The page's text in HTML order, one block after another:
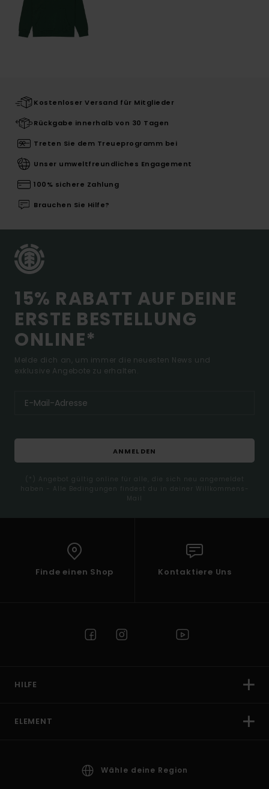
Kostenloser Versand für Mitglieder
Rückgabe innerhalb von 30 Tagen
Treten Sie dem Treueprogramm bei
Unser umweltfreundliches Engagement
100% sichere Zahlung
Brauchen Sie Hilfe?
15% RABATT AUF DEINE
ERSTE BESTELLUNG
ONLINE*
Melde dich an, um immer die neuesten News und
exklusive Angebote zu erhalten.
ANMELDEN
(*) Angebot gültig online für alle, die sich neu angemeldet
haben - Alle Bedingungen findest du in deiner Willkommens-
Mail
Finde einen Shop Kontaktiere Uns
HILFE
ELEMENT
Wähle deine Region